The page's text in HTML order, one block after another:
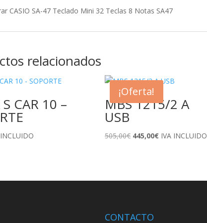
CASIO SA-47 Teclado Mini 32 Teclas 8 Notas SA47
relacionados
CAR 10 –
¡Oferta!
MBS 1215/2 A
USB
505,00€ El
505,00€.
445,00€El
445,00€.
IVA INCLUIDO
CONTACTO